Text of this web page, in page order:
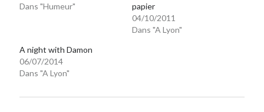
Dans "Humeur"
papier
04/10/2011
Dans "A Lyon"
A night with Damon
06/07/2014
Dans "A Lyon"